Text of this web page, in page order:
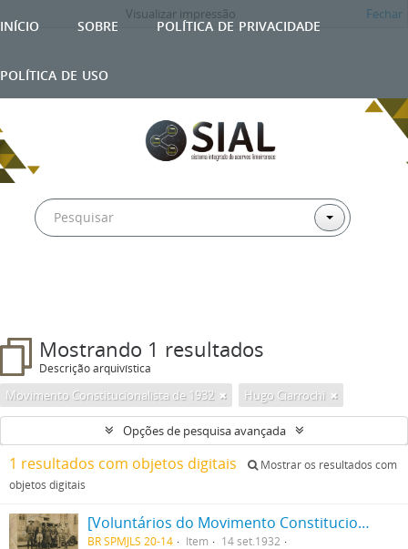
início sobre
política de privacidade
política de uso
Visualizar impressão Fechar
Mostrando 1 resultados
Descrição arquivística
Movimento Constitucionalista de 1932 Hugo Ciarrochi
Opções de pesquisa avançada
1 resultados com objetos digitais
Mostrar os resultados com
objetos digitais
[Voluntários do Movimento Constitucionalista de 1932]
BR SPMJLS 20-14 Item
14 set.1932